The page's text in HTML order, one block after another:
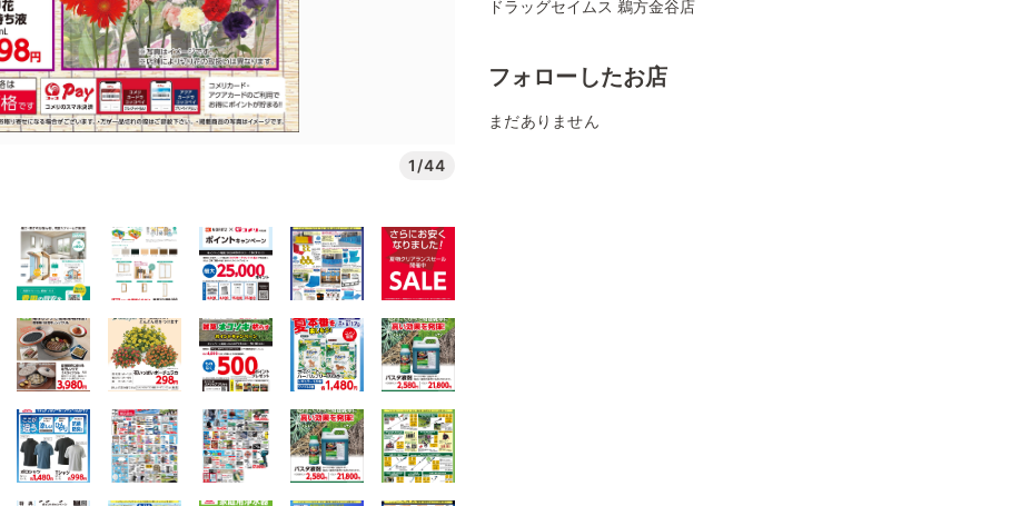
1/44
ドラッグセイムス 鵜方金谷店
フォローしたお店
まだありません